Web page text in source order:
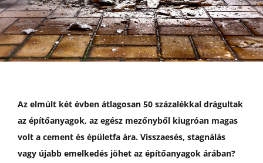
GYIK
Az elmúlt két évben átlagosan 50 százalékkal drágultak
az építőanyagok, az egész mezőnyből kiugróan magas
volt a cement és épületfa ára. Visszaesés, stagnálás
vagy újabb emelkedés jöhet az építőanyagok árában?